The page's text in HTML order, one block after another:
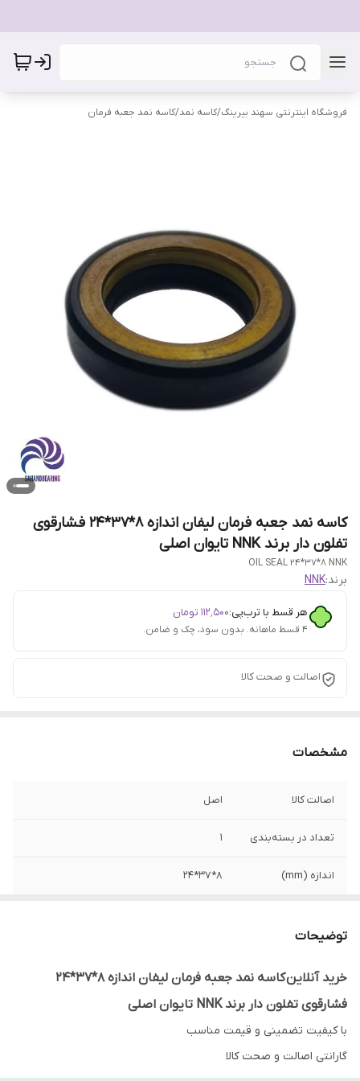
فروشگاه اینترنتی سهند بیرینگ/کاسه نمد/کاسه نمد جعبه فرمان
کاسه نمد جعبه فرمان لیفان اندازه 8*37*24 فشارقوی
تفلون دار برند NNK تایوان اصلی
OIL SEAL 24*37*8 NNK
برند:NNK
هر قسط با ترب‌پی:۱۱۲٬۵۰۰ تومان
۴ قسط ماهانه. بدون سود، چک و ضامن.
اصالت و صحت کالا
مشخصات
اصالت کالا اصل
تعداد در بسته‌بندی 1
اندازه (mm) 8*37*24
توضیحات
خرید آنلاین کاسه نمد جعبه فرمان لیفان اندازه 8*37*24
فشارقوی تفلون دار برند NNK تایوان اصلی
با کیفیت تضمینی و قیمت مناسب
گارانتی اصالت و صحت کالا